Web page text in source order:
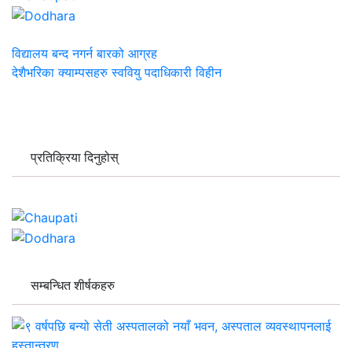
विद्यालय बन्द नगर्न बारको आग्रह
देशैभरिका क्याम्पसहरु स्ववियु पदाधिकारी विहीन
प्रतिक्रिया दिनुहोस्
सम्बन्धित शीर्षकहरु